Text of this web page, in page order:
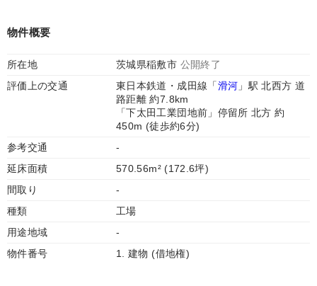
物件概要
所在地 茨城県稲敷市 公開終了
評価上の交通
東日本鉄道・成田線「滑河 」駅 北西方 道
路距離 約7.8km
「下太田工業団地前」停留所 北方 約
450m (徒歩約6分)
参考交通
-
延床面積
570.56m² (172.6坪)
間取り
-
種類
工場
用途地域
-
物件番号
1. 建物 (借地権)